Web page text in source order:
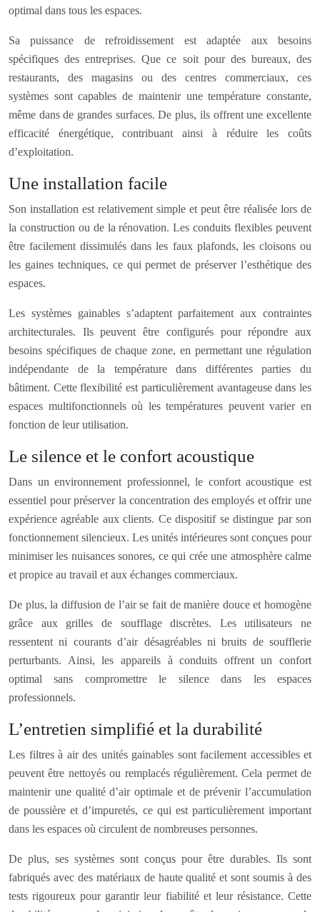
optimal dans tous les espaces.
Sa puissance de refroidissement est adaptée aux besoins
spécifiques des entreprises. Que ce soit pour des bureaux, des
restaurants, des magasins ou des centres commerciaux, ces
systèmes sont capables de maintenir une température constante,
même dans de grandes surfaces. De plus, ils offrent une excellente
efficacité énergétique, contribuant ainsi à réduire les coûts
d’exploitation.
Une installation facile
Son installation est relativement simple et peut être réalisée lors de
la construction ou de la rénovation. Les conduits flexibles peuvent
être facilement dissimulés dans les faux plafonds, les cloisons ou
les gaines techniques, ce qui permet de préserver l’esthétique des
espaces.
Les systèmes gainables s’adaptent parfaitement aux contraintes
architecturales. Ils peuvent être configurés pour répondre aux
besoins spécifiques de chaque zone, en permettant une régulation
indépendante de la température dans différentes parties du
bâtiment. Cette flexibilité est particulièrement avantageuse dans les
espaces multifonctionnels où les températures peuvent varier en
fonction de leur utilisation.
Le silence et le confort acoustique
Dans un environnement professionnel, le confort acoustique est
essentiel pour préserver la concentration des employés et offrir une
expérience agréable aux clients. Ce dispositif se distingue par son
fonctionnement silencieux. Les unités intérieures sont conçues pour
minimiser les nuisances sonores, ce qui crée une atmosphère calme
et propice au travail et aux échanges commerciaux.
De plus, la diffusion de l’air se fait de manière douce et homogène
grâce aux grilles de soufflage discrètes. Les utilisateurs ne
ressentent ni courants d’air désagréables ni bruits de soufflerie
perturbants. Ainsi, les appareils à conduits offrent un confort
optimal sans compromettre le silence dans les espaces
professionnels.
L’entretien simplifié et la durabilité
Les filtres à air des unités gainables sont facilement accessibles et
peuvent être nettoyés ou remplacés régulièrement. Cela permet de
maintenir une qualité d’air optimale et de prévenir l’accumulation
de poussière et d’impuretés, ce qui est particulièrement important
dans les espaces où circulent de nombreuses personnes.
De plus, ses systèmes sont conçus pour être durables. Ils sont
fabriqués avec des matériaux de haute qualité et sont soumis à des
tests rigoureux pour garantir leur fiabilité et leur résistance. Cette